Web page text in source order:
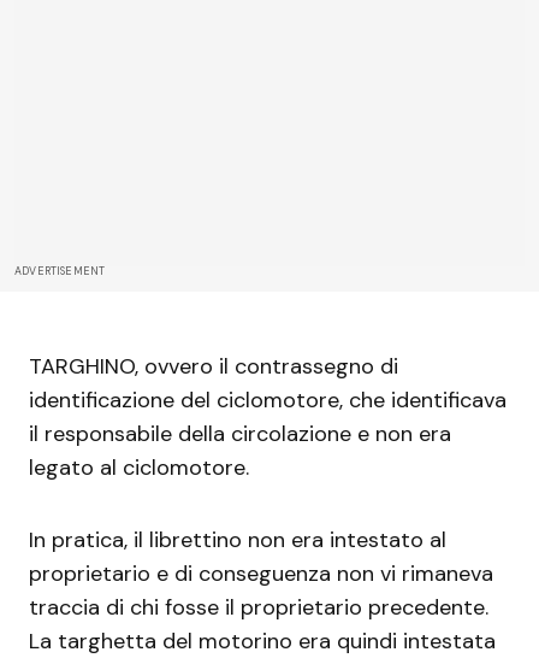
ADVERTISEMENT
TARGHINO, ovvero il contrassegno di
identificazione del ciclomotore, che identificava
il responsabile della circolazione e non era
legato al ciclomotore.
In pratica, il librettino non era intestato al
proprietario e di conseguenza non vi rimaneva
traccia di chi fosse il proprietario precedente.
La targhetta del motorino era quindi intestata